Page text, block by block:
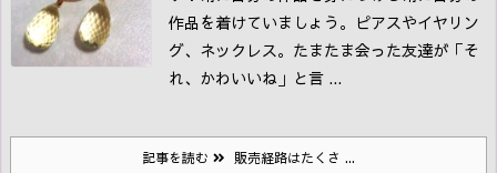
作品を着けていましょう。ピアスやイヤリン
グ、ネックレス。たまたま会った友達が「そ
れ、かわいいね」と言 ...
記事を読む 販売経路はたくさ ...